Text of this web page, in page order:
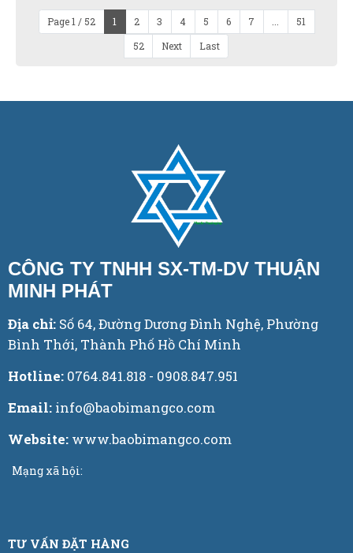
Page 1 / 52 1 2 3 4 5 6 7
51
52
Next Last
CÔNG TY TNHH SX-TM-DV THUẬN
MINH PHÁT
Địa chỉ: Số 64, Đường Dương Đình Nghệ, Phường
Bình Thới, Thành Phố Hồ Chí Minh
Hotline: 0764.841.818 - 0908.847.951
Email: info@baobimangco.com
Website: www.baobimangco.com
Mạng xã hội:
TƯ VẤN ĐẶT HÀNG